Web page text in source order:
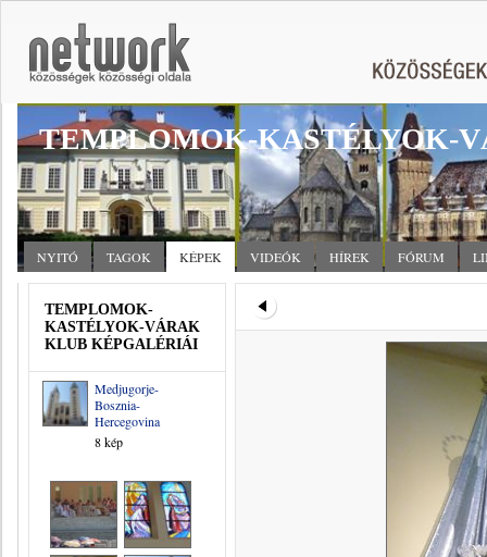
TEMPLOMOK-KASTÉLYOK-
NYITÓ TAGOK KÉPEK VIDEÓK HÍREK FÓRUM
TEMPLOMOK-
KASTÉLYOK-VÁRAK
KLUB KÉPGALÉRIÁI
Medjugorje-
Bosznia-
Hercegovina
8 kép